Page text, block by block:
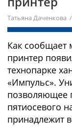
Татьяна Даченкова
Как сообщает
принтер
технопарке
«Импульс».
позволяющее
пятиосевого
принадлежит